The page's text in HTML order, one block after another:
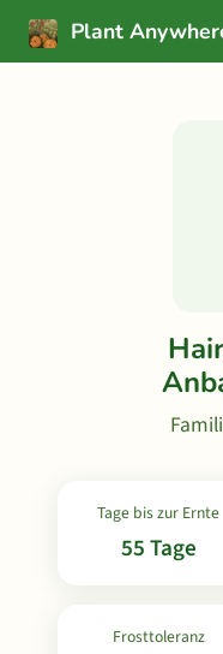
Plant
Tage bis zur Ernte
55 Tage
Frosttoleranz